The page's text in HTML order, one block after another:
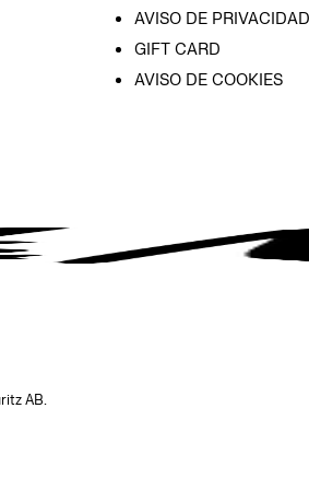
AVISO DE PRIVACIDAD
GIFT CARD
AVISO DE COOKIES
AB.